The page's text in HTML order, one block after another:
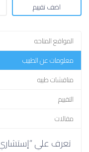
اضف تقييم
المواقع المتاحه
معلومات عن الطبيب
مناقشات طبيه
التقييم
مقالات
تعرف علي